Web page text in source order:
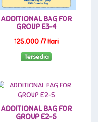
ADDITIONAL BAG FOR
GROUP E3-4
125,000 /7 Hari
Tersedia
ADDITIONAL BAG FOR
GROUP E2-5